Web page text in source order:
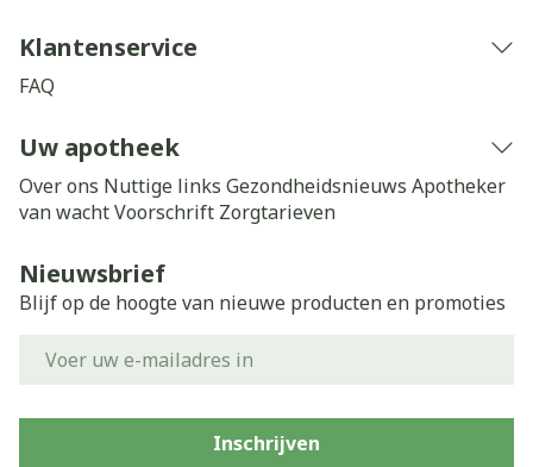
Klantenservice
FAQ
Uw apotheek
Over ons Nuttige links Gezondheidsnieuws Apotheker
van wachtVoorschrift Zorgtarieven
Nieuwsbrief
Blijf op de hoogte van nieuwe producten en promoties
Inschrijven